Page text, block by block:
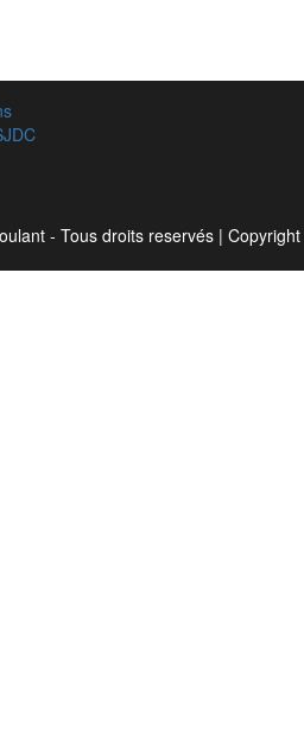
- Tous droits reservés |